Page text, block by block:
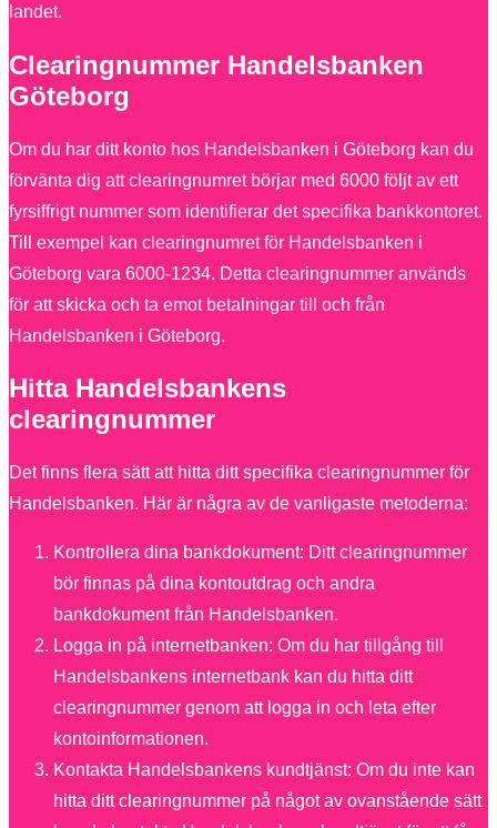
landet.
Clearingnummer Handelsbanken
Göteborg
Om du har ditt konto hos Handelsbanken i Göteborg kan du
förvänta dig att clearingnumret börjar med 6000 följt av ett
fyrsiffrigt nummer som identifierar det specifika bankkontoret.
Till exempel kan clearingnumret för Handelsbanken i
Göteborg vara 6000-1234. Detta clearingnummer används
för att skicka och ta emot betalningar till och från
Handelsbanken i Göteborg.
Hitta Handelsbankens
clearingnummer
Det finns flera sätt att hitta ditt specifika clearingnummer för
Handelsbanken. Här är några av de vanligaste metoderna:
Kontrollera dina bankdokument: Ditt clearingnummer
bör finnas på dina kontoutdrag och andra
bankdokument från Handelsbanken.
Logga in på internetbanken: Om du har tillgång till
Handelsbankens internetbank kan du hitta ditt
clearingnummer genom att logga in och leta efter
kontoinformationen.
Kontakta Handelsbankens kundtjänst: Om du inte kan
hitta ditt clearingnummer på något av ovanstående sätt